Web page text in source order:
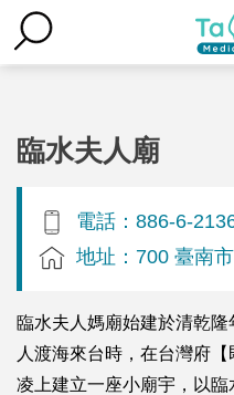
臨水夫人廟
電話：886-6-
地址：700 臺南
臨水夫人媽廟始建於清乾
人渡海來台時，在台灣府
凌上建立一座小廟宇，以